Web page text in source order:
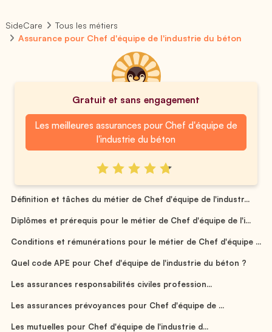
SideCare
Tous les métiers
Assurance pour Chef d'équipe de l'industrie du béton
Gratuit et sans engagement
Les meilleures assurances pour Chef d'équipe de
l'industrie du béton
Définition et tâches du métier de Chef d'équipe de l'industr...
Diplômes et prérequis pour le métier de Chef d'équipe de l'i...
Conditions et rémunérations pour le métier de Chef d'équipe ...
Quel code APE pour Chef d'équipe de l'industrie du béton ?
Les assurances responsabilités civiles profession...
Les assurances prévoyances pour Chef d'équipe de ...
Les mutuelles pour Chef d'équipe de l'industrie d...